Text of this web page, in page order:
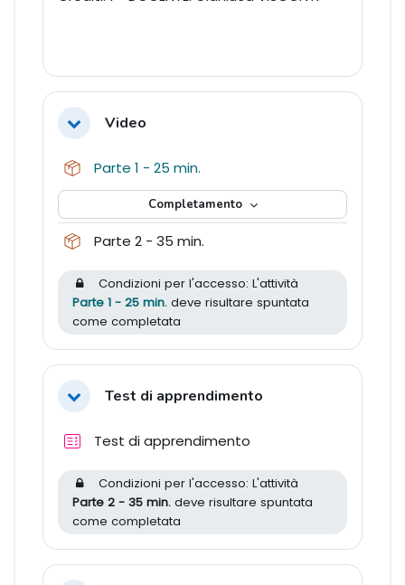
MinimizzaVideo
Parte 1 - 25 min.
Completamento
Parte 2 - 35 min.
Condizioni per l'accesso: L'attività
Parte 1 - 25 min. deve risultare spuntata
come completata
MinimizzaTest di apprendimento
Test di apprendimento
Condizioni per l'accesso: L'attività
Parte 2 - 35 min. deve risultare spuntata
come completata